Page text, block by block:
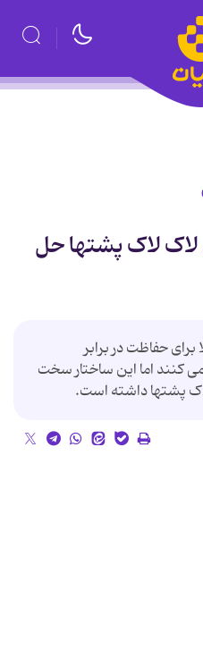
لاک پشتها حل
حفاظت در برابر
کنند اما این ساختار سخت
پشتها داشته است.